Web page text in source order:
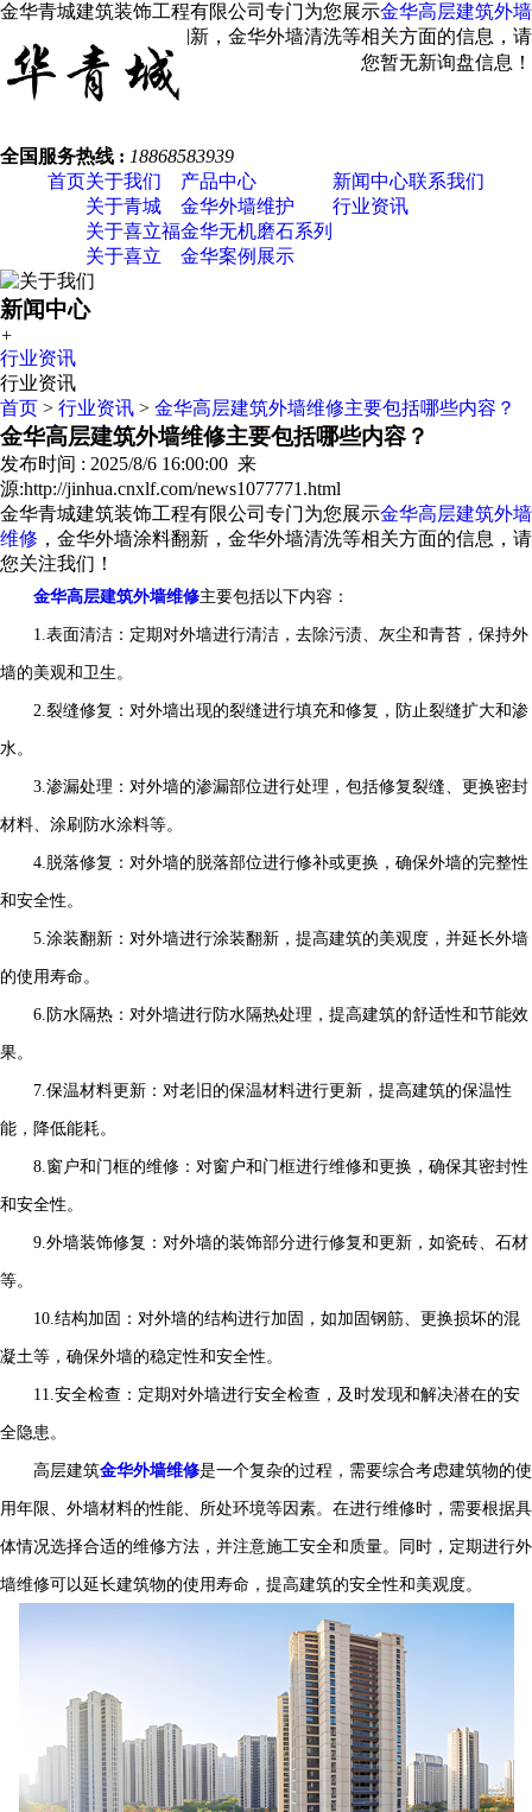
金华青城建筑装饰工程有限公司专门为您展示金华高层建筑外墙
，金华外墙涂料翻新，金华外墙清洗等相关方面的信息，请
您关注我们！
您暂无新询盘信息！
全国服务热线 : 18868583939
首页关于我们
关于青城
关于喜立福
关于喜立
产品中心
金华外墙维护
金华无机磨石系列
金华案例展示
新闻中心
行业资讯
联系我们
新闻中心
+
行业资讯
行业资讯
首页 > 行业资讯 > 金华高层建筑外墙维修主要包括哪些内容？
金华高层建筑外墙维修主要包括哪些内容？
发布时间 : 2025/8/6 16:00:00 来
源:http://jinhua.cnxlf.com/news1077771.html
金华青城建筑装饰工程有限公司专门为您展示金华高层建筑外墙
维修 ，金华外墙涂料翻新，金华外墙清洗等相关方面的信息，请
您关注我们！
金华高层建筑外墙维修主要包括以下内容：
1.表面清洁：定期对外墙进行清洁，去除污渍、灰尘和青苔，保持外
墙的美观和卫生。
2.裂缝修复：对外墙出现的裂缝进行填充和修复，防止裂缝扩大和渗
水。
3.渗漏处理：对外墙的渗漏部位进行处理，包括修复裂缝、更换密封
材料、涂刷防水涂料等。
4.脱落修复：对外墙的脱落部位进行修补或更换，确保外墙的完整性
和安全性。
5.涂装翻新：对外墙进行涂装翻新，提高建筑的美观度，并延长外墙
的使用寿命。
6.防水隔热：对外墙进行防水隔热处理，提高建筑的舒适性和节能效
果。
7.保温材料更新：对老旧的保温材料进行更新，提高建筑的保温性
能，降低能耗。
8.窗户和门框的维修：对窗户和门框进行维修和更换，确保其密封性
和安全性。
9.外墙装饰修复：对外墙的装饰部分进行修复和更新，如瓷砖、石材
等。
10.结构加固：对外墙的结构进行加固，如加固钢筋、更换损坏的混
凝土等，确保外墙的稳定性和安全性。
11.安全检查：定期对外墙进行安全检查，及时发现和解决潜在的安
全隐患。
高层建筑金华外墙维修是一个复杂的过程，需要综合考虑建筑物的使
用年限、外墙材料的性能、所处环境等因素。在进行维修时，需要根据具
体情况选择合适的维修方法，并注意施工安全和质量。同时，定期进行外
墙维修可以延长建筑物的使用寿命，提高建筑的安全性和美观度。